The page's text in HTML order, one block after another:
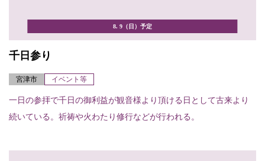
8. 9（日）予定
千日参り
宮津市 イベント等
一日の参拝で千日の御利益が観音様より頂ける日として古来より
続いている。祈祷や火わたり修行などが行われる。